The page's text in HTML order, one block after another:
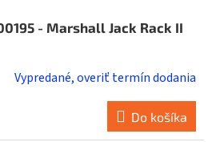
- Marshall Jack Rack II
Vypredané, overiť termín dodania
Do košíka